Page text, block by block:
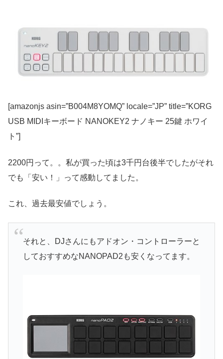
[amazonjs asin=”B004M8YOMQ” locale=”JP” title=”KORG
USB MIDIキーボード NANOKEY2 ナノキー 25鍵 ホワイ
ト”]
2200円って。。私が買った頃は3千円台後半でしたがそれ
でも「安い！」って感動してました。
これ、過去最安値でしょう。
それと、DJさんにもアドオン・コントローラーと
しておすすめなNANOPAD2も安くなってます。